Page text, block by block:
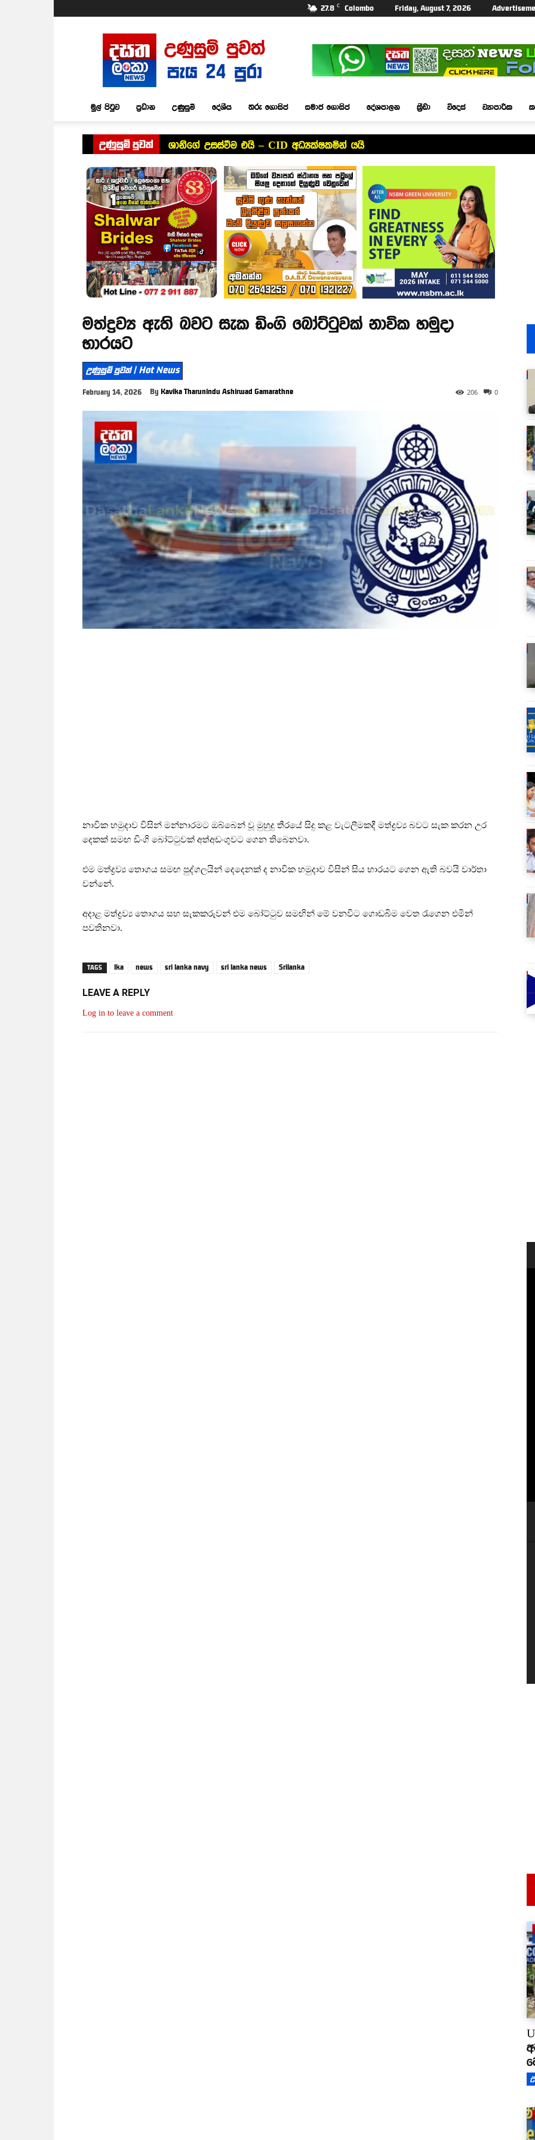
27.8 C Colombo Friday, August 7, 2026
Dasatha
Lanka
News
මුල් පිටුව ප්‍රධාන උණුසුම් දේශීය තරු ගොසිප් සමාජ ගොසිප් දේශපාලන ක්‍රීඩා විදෙස් ව්‍යාපාරික
උණුසුම් පුවත් ශානිගේ උසස්වීම එයි – CID අධ්‍යක්ෂකමින් යයි
මත්ද්‍රව්‍ය ඇති බවට සැක ඩිංගි බෝට්ටුවක් නාවික හමුදා
භාරයට
උණුසුම් පුවත් | Hot News
February 14, 2026 By Kavika Tharunindu Ashirwad Gamarathne 0
206
නාවික හමුදාව විසින් මන්නාරමට ඔබ්බෙන් වූ මුහුදු තීරයේ සිදු කළ වැටලීමකදී මත්ද්‍රව්‍ය බවට සැක කරන උර
දෙකක් සමඟ ඩිංගි බෝට්ටුවක් අත්අඩංගුවට ගෙන තිබෙනවා.
එම මත්ද්‍රව්‍ය තොගය සමඟ පුද්ගලයින් දෙදෙනක් ද නාවික හමුදාව විසින් සිය භාරයට ගෙන ඇති බවයි වාර්තා
වන්නේ.
අදාළ මත්ද්‍රව්‍ය තොගය සහ සැකකරුවන් එම බෝට්ටුව සමඟින් මේ වනවිට ගොඩබිම වෙත රැගෙන එමින්
පවතිනවා.
TAGS lka news sri lanka navy sri lanka news Srilanka
LEAVE A REPLY
Log in to leave a comment